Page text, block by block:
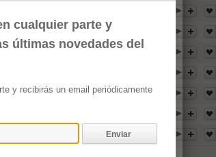
cualquier parte y
últimas novedades del
y recibirás un email periódicamente
Enviar